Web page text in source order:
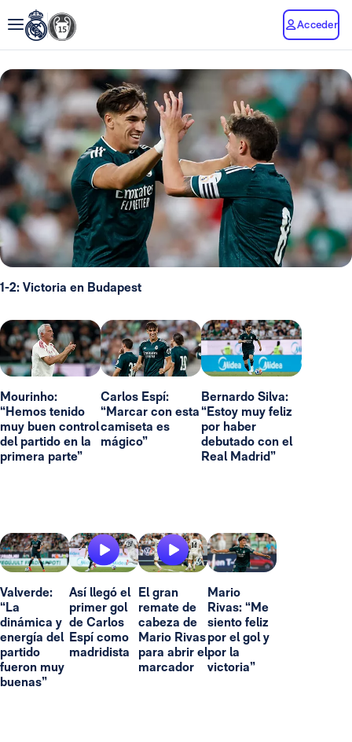
Acceder
1-2: Victoria en Budapest
Mourinho:
“Hemos tenido
muy buen control
del partido en la
primera parte”
Carlos Espí:
“Marcar con esta
camiseta es
mágico”
Bernardo Silva:
“Estoy muy feliz
por haber
debutado con el
Real Madrid”
Valverde:
“La
dinámica y
energía del
partido
fueron muy
buenas”
Así llegó el
primer gol
de Carlos
Espí como
madridista
El gran
remate de
cabeza de
Mario Rivas
para abrir el
marcador
Mario
Rivas: “Me
siento feliz
por el gol y
por la
victoria”